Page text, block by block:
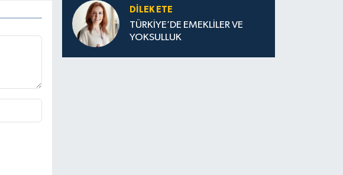
DILEK ETE
TÜRKİYE’DE EMEKLİLER VE
YOKSULLUK